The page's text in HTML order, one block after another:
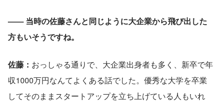
―― 当時の佐藤さんと同じように大企業から飛び出した
方もいそうですね。
佐藤： おっしゃる通りで、大企業出身者も多く、新卒で年
収1000万円なんてよくある話でした。優秀な大学を卒業
してそのままスタートアップを立ち上げている人もいれ